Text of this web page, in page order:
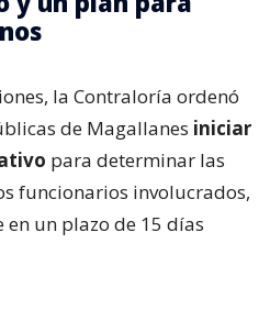
la Contraloría ordenó
de Magallanes iniciar
para determinar las
funcionarios involucrados,
un plazo de 15 días